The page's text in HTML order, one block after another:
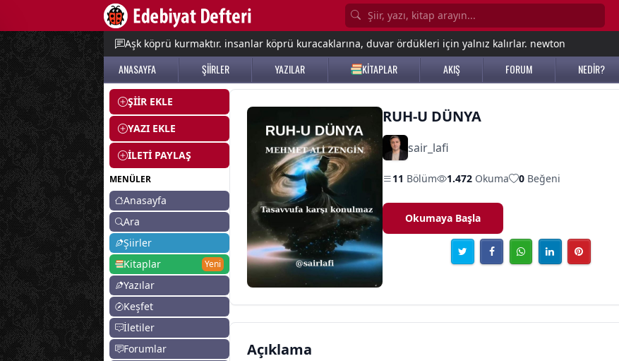
Aşk köprü kurmaktır. insanlar köprü kuracaklarına, duvar ördükleri için yalnız kalırlar. newton
ANASAYFA ŞİİRLER YAZILAR KİTAPLAR AKIŞ FORUM NEDİR?
ŞİİR EKLE
YAZI EKLE
İLETİ PAYLAŞ
MENÜLER
Anasayfa
Ara
Şiirler
Kitaplar
Yeni
Yazılar
Keşfet
İletiler
Forumlar
RUH-U DÜNYA
sair_lafi
11 Bölüm 1.472 Okuma 0 Beğeni
Okumaya Başla
Açıklama
menu